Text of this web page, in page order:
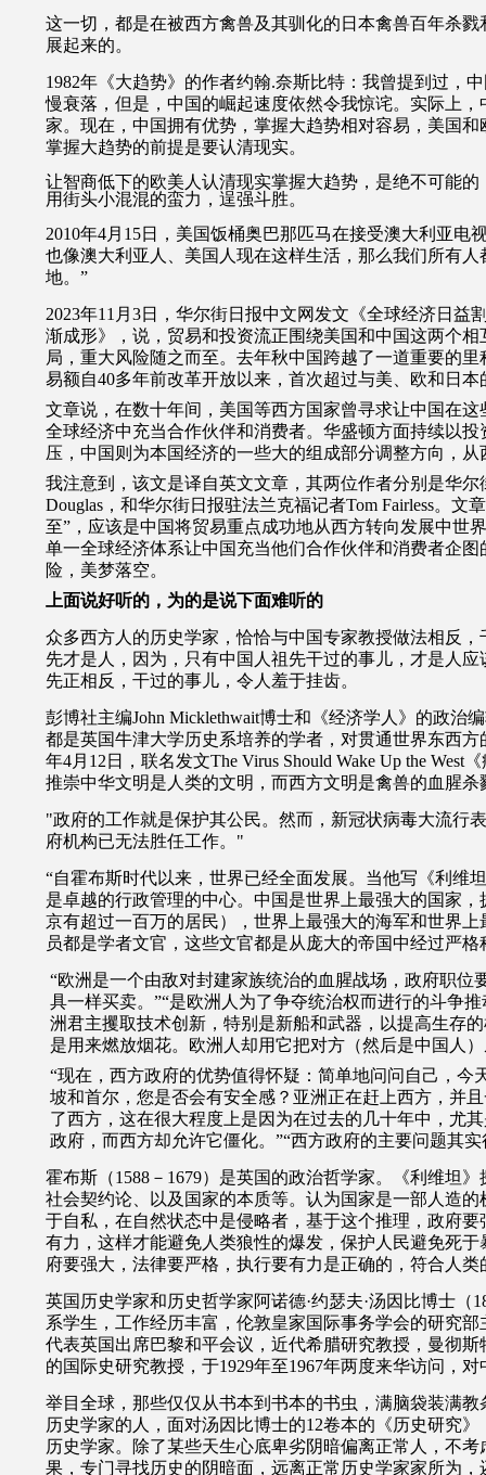
这一切，都是在被西方禽兽及其驯化的日本禽兽百年杀
展起来的。
1982年《大趋势》的作者约翰.奈斯比特：我曾提到过，
慢衰落，但是，中国的崛起速度依然令我惊诧。实际上
家。现在，中国拥有优势，掌握大趋势相对容易，美国
掌握大趋势的前提是要认清现实。
让智商低下的欧美人认清现实掌握大趋势，是绝不可能
用街头小混混的蛮力，逞强斗胜。
2010年4月 15日，美国饭桶奥巴那匹马在接受澳大利亚电
也像澳大利亚人、美国人现在这样生活，那么我们所有
地。”
2023年11 月 3日，华尔街日报中文网发文《全球经济日益
渐成形》，说，贸易和投资流正围绕美国和中国这两个
局，重大风险随之而至。去年秋中国跨越了一道重要的
易额自40多年前改革开放以来，首次超过与美、欧和日本
文章说，在数十年间，美国等西方国家曾寻求让中国在
全球经济中充当合作伙伴和消费者。华盛顿方面持续以
压，中国则为本国经济的一些大的组成部分调整方向，
我注意到，该文是译自英文文章，其两位作者分别是华尔
Douglas ，和华尔街日报驻法兰克福记者Tom Fairless。文
至”，应该是中国将贸易重点成功地从西方转向发展中世
单一全球经济体系让中国充当他们合作伙伴和消费者企
险，美梦落空。
上面说好听的，为的是说下面难听的
众多西方人的历史学家，恰恰与中国专家教授做法相反
先才是人，因为，只有中国人祖先干过的事儿，才是人
先正相反，干过的事儿，令人羞于挂齿。
彭博社主编John Micklethwait博士和《经济学人》的政治
都是英国牛津大学历史系培养的学者，对贯通世界东西
年4月 12 日，联名发文The Virus Should Wake Up the West
推崇中华文明是人类的文明，而西方文明是禽兽的血腥杀
"政府的工作就是保护其公民。然而，新冠状病毒大流行
府机构已无法胜任工作。"
“自霍布斯时代以来，世界已经全面发展。当他写《利维
是卓越的行政管理的中心。中国是世界上最强大的国家
京有超过一百万的居民），世界上最强大的海军和世界
员都是学者文官，这些文官都是从庞大的帝国中经过严格
“欧洲是一个由敌对封建家族统治的血腥战场，政府职位
具一样买卖。”“是欧洲人为了争夺统治权而进行的斗争
洲君主攫取技术创新，特别是新船和武器，以提高生存
是用来燃放烟花。欧洲人却用它把对方（然后是中国人
“现在，西方政府的优势值得怀疑：简单地问问自己，今
坡和首尔，您是否会有安全感？亚洲正在赶上西方，并
了西方，这在很大程度上是因为在过去的几十年中，尤
政府，而西方却允许它僵化。”“西方政府的主要问题其
霍布斯（1588－1679）是英国的政治哲学家。《利维坦
社会契约论、以及国家的本质等。认为国家是一部人造
于自私，在自然状态中是侵略者，基于这个推理，政府
有力，这样才能避免人类狼性的爆发，保护人民避免死
府要强大，法律要严格，执行要有力是正确的，符合人类
英国历史学家和历史哲学家阿诺德·约瑟夫·汤因比博士（
系学生，工作经历丰富，伦敦皇家国际事务学会的研究
代表英国出席巴黎和平会议，近代希腊研究教授，曼彻
的国际史研究教授，于1929年至1967年两度来华访问，
举目全球，那些仅仅从书本到书本的书虫，满脑袋装满
历史学家的人，面对汤因比博士的12卷本的《历史研究
历史学家。除了某些天生心底卑劣阴暗偏离正常人，不
果，专门寻找历史的阴暗面，远离正常历史学家家所为